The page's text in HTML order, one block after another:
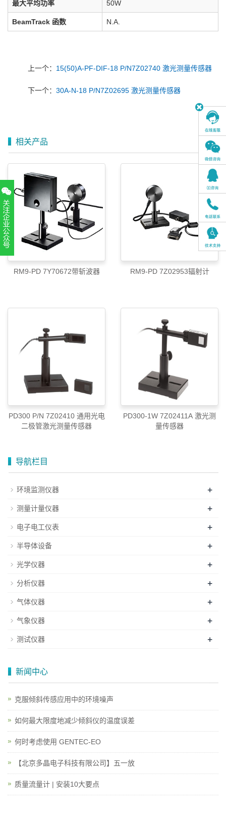
最大平均功率 50W
BeamTrack 函数 N.A.
上一个： 15(50)A-PF-DIF-18 P/N7Z02740 激光测量传感器
下一个： 30A-N-18 P/N7Z02695 激光测量传感器
相关产品
RM9-PD 7Y70672带斩波器 RM9-PD 7Z02953辐射计
PD300 P/N 7Z02410 通用光电
二极管激光测量传感器
PD300-1W 7Z02411A 激光测
量传感器
导航栏目
环境监测仪器 +
测量计量仪器 +
电子电工仪表 +
半导体设备 +
光学仪器 +
分析仪器 +
气体仪器 +
气象仪器 +
测试仪器 +
新闻中心
克服倾斜传感应用中的环境噪声
如何最大限度地减少倾斜仪的温度误差
何时考虑使用 GENTEC-EO
【北京多晶电子科技有限公司】五一放
质量流量计 | 安装10大要点
010-52867771